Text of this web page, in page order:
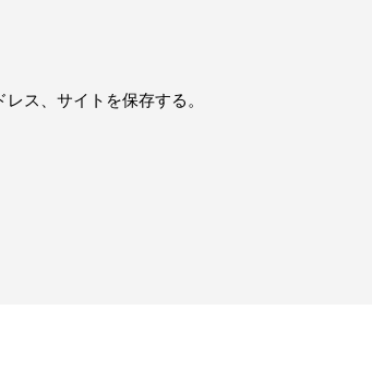
ス、サイトを保存する。